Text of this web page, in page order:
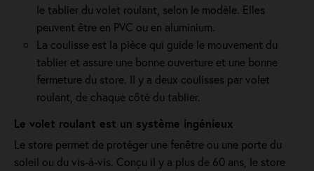
le tablier du volet roulant, selon le modèle. Elles
peuvent être en PVC ou en aluminium.
La coulisse est la pièce qui guide le mouvement du
tablier et assure une bonne ouverture et une bonne
fermeture du store. Il y a deux coulisses par volet
roulant, de chaque côté du tablier.
Le volet roulant est un système ingénieux
Le store permet de protéger une fenêtre ou une porte du
soleil ou du vis-à-vis. Conçu il y a plus de 60 ans, le store